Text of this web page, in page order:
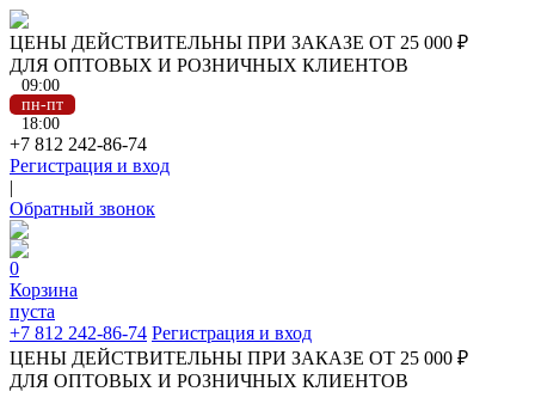
ЦЕНЫ ДЕЙСТВИТЕЛЬНЫ ПРИ ЗАКАЗЕ ОТ 25 000 ₽
ДЛЯ ОПТОВЫХ И РОЗНИЧНЫХ КЛИЕНТОВ
09:00
пн-пт
18:00
+7 812 242-86-74
Регистрация и вход
|
Обратный звонок
0
Корзина
пуста
+7 812 242-86-74 Регистрация и вход
ЦЕНЫ ДЕЙСТВИТЕЛЬНЫ ПРИ ЗАКАЗЕ ОТ 25 000 ₽
ДЛЯ ОПТОВЫХ И РОЗНИЧНЫХ КЛИЕНТОВ